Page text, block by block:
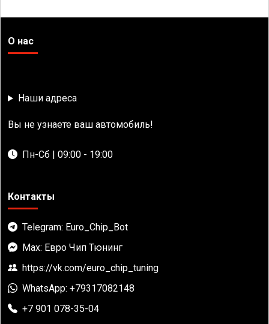
О нас
Наши адреса
Вы не узнаете ваш автомобиль!
Пн-Сб | 09:00 - 19:00
Контакты
Telegram: Euro_Chip_Bot
Max: Евро Чип Тюнинг
https://vk.com/euro_chip_tuning
WhatsApp: +79317082148
+7 901 078-35-04